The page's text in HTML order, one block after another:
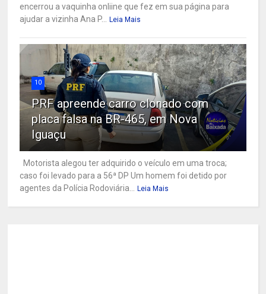
encerrou a vaquinha onliine que fez em sua página para
ajudar a vizinha Ana P...
Leia Mais
10
PRF apreende carro clonado com
placa falsa na BR-465, em Nova
Iguaçu
Motorista alegou ter adquirido o veículo em uma troca;
caso foi levado para a 56ª DP Um homem foi detido por
agentes da Polícia Rodoviária...
Leia Mais